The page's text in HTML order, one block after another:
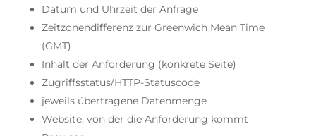
Datum und Uhrzeit der Anfrage
Zeitzonendifferenz zur Greenwich Mean Time
(GMT)
Inhalt der Anforderung (konkrete Seite)
Zugriffsstatus/HTTP-Statuscode
jeweils übertragene Datenmenge
Website, von der die Anforderung kommt